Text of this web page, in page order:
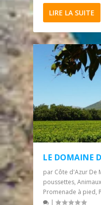
LIRE LA SUITE
LE DOMAINE
par Côte d'Azur De
poussettes,
Promenade à pied,
|